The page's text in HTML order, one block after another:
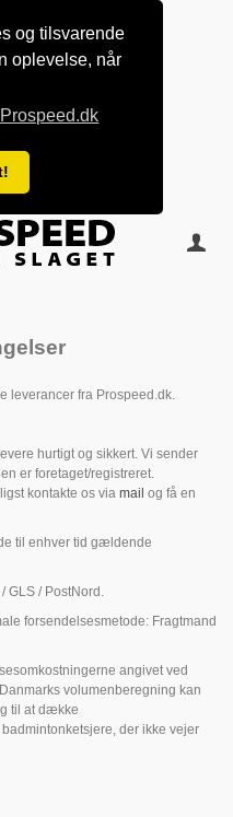
og tilsvarende
oplevelse, når
leverancer fra Prospeed.dk.
hurtigt og sikkert. Vi sender
er foretaget/registreret.
kontakte os via mail og få en
til enhver tid gældende
GLS / PostNord.
forsendelsesmetode: Fragtmand
angivet ved
volumenberegning kan
til at dække
der ikke vejer